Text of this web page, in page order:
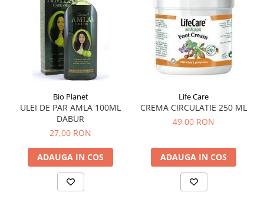
Stres oxidativ
Surmenaj școlar
Tensiunea arteriala
Tuse mixtă
Tuse productivă
Vene varicoase, tromboflebită
venoasă
Bio Planet
ULEI DE PAR AMLA 100ML
DABUR
27,00 RON
ADAUGA IN COS
Life Care
CREMA CIRCULATIE 250 ML
49,00 RON
ADAUGA IN COS